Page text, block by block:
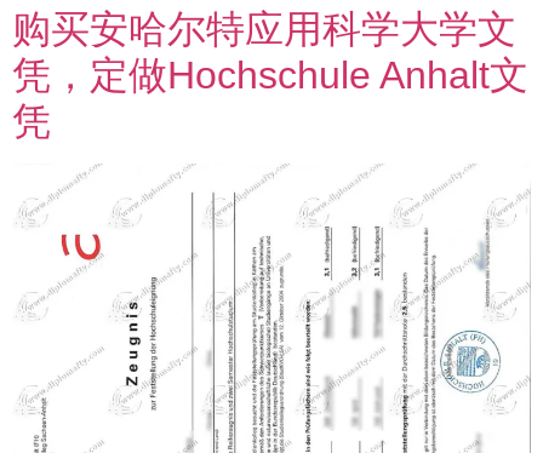
购买安哈尔特应用科学大学文
凭，定做Hochschule Anhalt文
凭